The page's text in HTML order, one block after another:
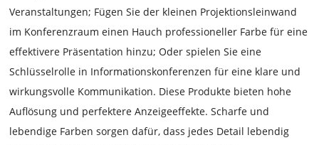
Veranstaltungen; Fügen Sie der kleinen Projektionsleinwand
im Konferenzraum einen Hauch professioneller Farbe für eine
effektivere Präsentation hinzu; Oder spielen Sie eine
Schlüsselrolle in Informationskonferenzen für eine klare und
wirkungsvolle Kommunikation. Diese Produkte bieten hohe
Auflösung und perfektere Anzeigeeffekte. Scharfe und
lebendige Farben sorgen dafür, dass jedes Detail lebendig